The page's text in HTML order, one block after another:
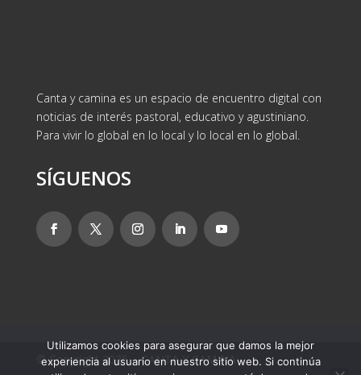
Canta y camina es un espacio de encuentro digital con
noticias de interés pastoral, educativo y agustiniano.
Para vivir lo global en lo local y lo local en lo global.
SÍGUENOS
© Copyright 2025 – CANTA Y CAMINA
Utilizamos cookies para asegurar que damos la mejor
experiencia al usuario en nuestro sitio web. Si continúa